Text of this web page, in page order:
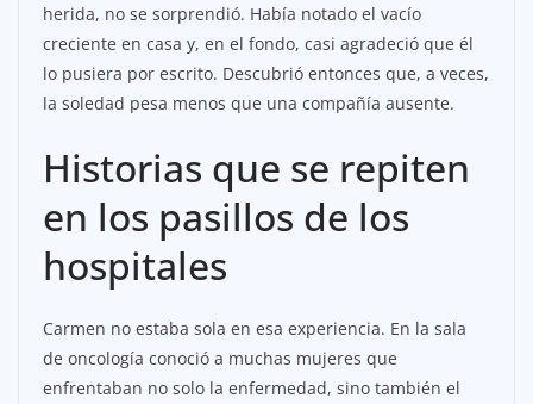
herida, no se sorprendió. Había notado el vacío
creciente en casa y, en el fondo, casi agradeció que él
lo pusiera por escrito. Descubrió entonces que, a veces,
la soledad pesa menos que una compañía ausente.
Historias que se repiten
en los pasillos de los
hospitales
Carmen no estaba sola en esa experiencia. En la sala
de oncología conoció a muchas mujeres que
enfrentaban no solo la enfermedad, sino también el